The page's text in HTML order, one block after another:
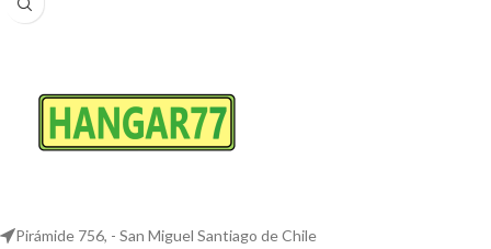
Pirámide 756, - San Miguel Santiago de Chile